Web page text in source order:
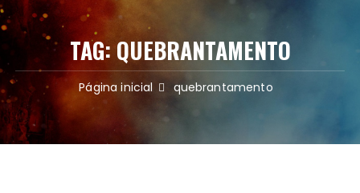
TAG:QUEBRANTAMENTO
Página inicial quebrantamento